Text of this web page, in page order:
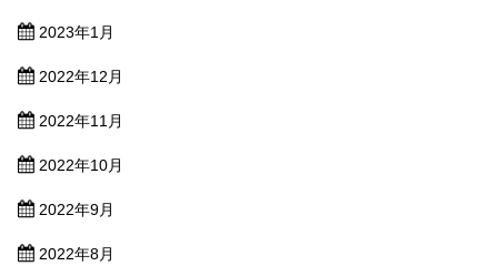
2023年1月
2022年12月
2022年11月
2022年10月
2022年9月
2022年8月